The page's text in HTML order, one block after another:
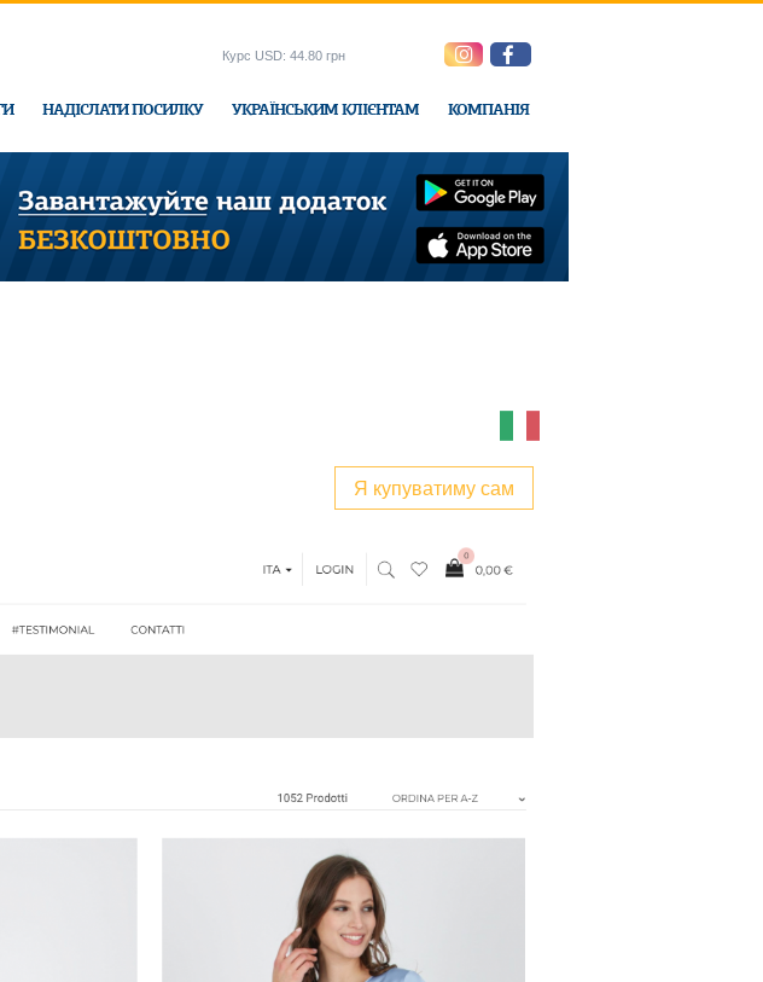
НАДІСЛАТИ ПОСИЛКУ УКРАЇНСЬКИМ КЛІЄНТАМ КОМПАНІЯ
Курс USD: 44.80 грн
в офісі Ukraine-Express
Я купуватиму сам